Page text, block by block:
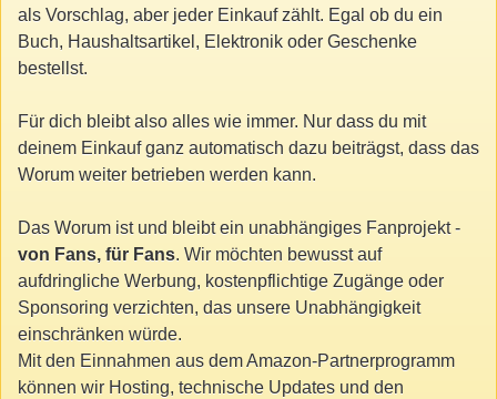
als Vorschlag, aber jeder Einkauf zählt. Egal ob du ein
Buch, Haushaltsartikel, Elektronik oder Geschenke
bestellst.
Für dich bleibt also alles wie immer. Nur dass du mit
deinem Einkauf ganz automatisch dazu beiträgst, dass das
Worum weiter betrieben werden kann.
Das Worum ist und bleibt ein unabhängiges Fanprojekt -
von Fans, für Fans. Wir möchten bewusst auf
aufdringliche Werbung, kostenpflichtige Zugänge oder
Sponsoring verzichten, das unsere Unabhängigkeit
einschränken würde.
Mit den Einnahmen aus dem Amazon-Partnerprogramm
können wir Hosting, technische Updates und den